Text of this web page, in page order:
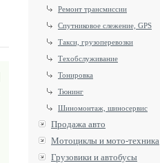
Ремонт трансмиссии
Спутниковое слежение, GPS
Такси, грузоперевозки
Техобслуживание
Тонировка
Тюнинг
Шиномонтаж, шиносервис
Продажа авто
Мотоциклы и мото-техника
Грузовики и автобусы